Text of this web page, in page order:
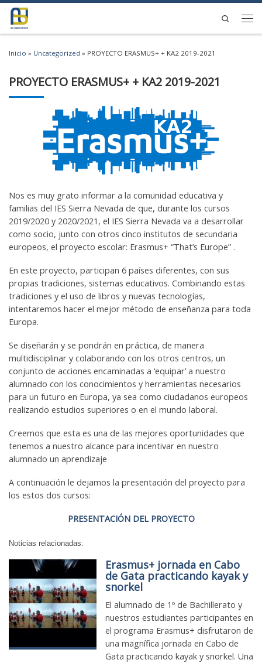
Saltar al contenido
Search
Inicio » Uncategorized » PROYECTO ERASMUS+ + KA2 2019-2021
PROYECTO ERASMUS+ + KA2 2019-2021
Nos es muy grato informar a la comunidad educativa y
familias del IES Sierra Nevada de que, durante los cursos
2019/2020 y 2020/2021, el IES Sierra Nevada va a desarrollar
como socio, junto con otros cinco institutos de secundaria
europeos, el proyecto escolar: Erasmus+ “That’s Europe” .
En este proyecto, participan 6 países diferentes, con sus
propias tradiciones, sistemas educativos. Combinando estas
tradiciones y el uso de libros y nuevas tecnologías,
intentaremos hacer el mejor método de enseñanza para toda
Europa.
Se diseñarán y se pondrán en práctica, de manera
multidisciplinar y colaborando con los otros centros, un
conjunto de acciones encaminadas a ‘equipar’ a nuestro
alumnado con los conocimientos y herramientas necesarios
para un futuro en Europa, ya sea como ciudadanos europeos
realizando estudios superiores o en el mundo laboral.
Creemos que esta es una de las mejores oportunidades que
tenemos a nuestro alcance para incentivar en nuestro
alumnado un aprendizaje
A continuación le dejamos la presentación del proyecto para
los estos dos cursos:
PRESENTACIÓN DEL PROYECTO
Noticias relacionadas:
Erasmus+ jornada en Cabo
de Gata practicando kayak y
snorkel
El alumnado de 1º de Bachillerato y
nuestros estudiantes participantes en
el programa Erasmus+ disfrutaron de
una magnífica jornada en Cabo de
Gata practicando kayak y snorkel. Una